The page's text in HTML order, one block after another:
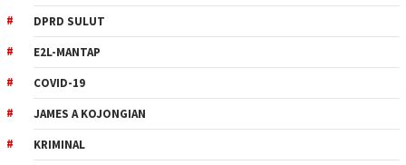
DPRD SULUT
E2L-MANTAP
COVID-19
JAMES A KOJONGIAN
KRIMINAL